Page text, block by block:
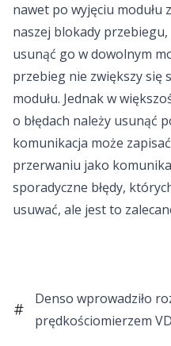
nawet po wyjęciu modułu
naszej blokady
usunąć go w dowolnym
przebieg nie zwiększy się
modułu. Jednak w
o błędach należy usunąć
komunikacja może
przerwaniu jako
sporadyczne błędy,
usuwać, ale jest to
Denso wprowadziło
prędkościomierzem